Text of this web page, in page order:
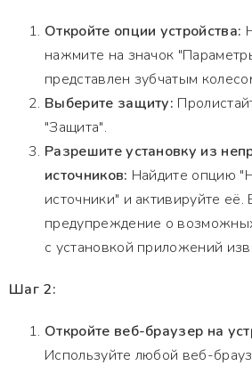
Откройте опции устройства:
нажмите на значок
представлен зубчатым
Выберите защиту:
"Защита".
Разрешите установку из
источников: Найдите опцию
источники" и активируйте её.
предупреждение о
с установкой приложений
Шаг 2:
Откройте веб-браузер на
Используйте любой веб-